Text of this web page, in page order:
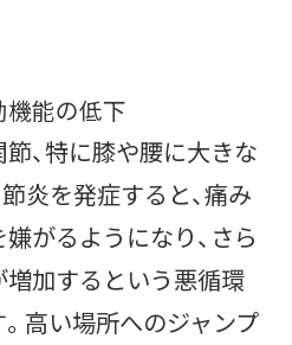
能の低下
、特に膝や腰に大きな
炎を発症すると、痛み
がるようになり、さら
加するという悪循環
高い場所へのジャンプ